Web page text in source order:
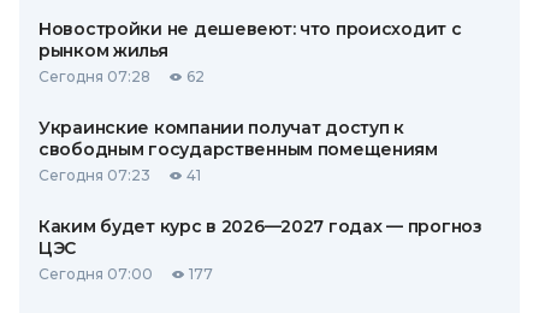
Новостройки не дешевеют: что происходит с
рынком жилья
Сегодня 07:28 62
Украинские компании получат доступ к
свободным государственным помещениям
Сегодня 07:23 41
Каким будет курс в 2026—2027 годах — прогноз
ЦЭС
Сегодня 07:00 177